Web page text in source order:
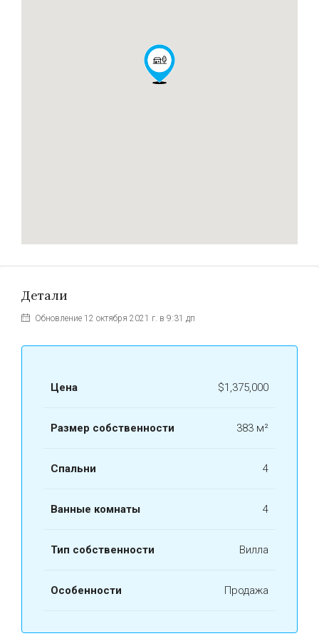
Детали
Обновление 12 октября 2021 г. в 9:31 дп
Цена $1,375,000
Размер собственности 383 м²
Спальни 4
Ванные комнаты 4
Тип собственности Вилла
Особенности Продажа